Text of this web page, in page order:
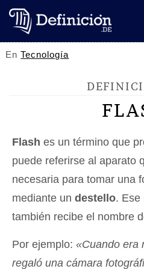
EnTecnología
Flash es un término que
puede referirse al aparato
necesaria para tomar una
mediante un destello. Ese
también recibe el nombre
Por ejemplo: «Cuando era
regaló una cámara